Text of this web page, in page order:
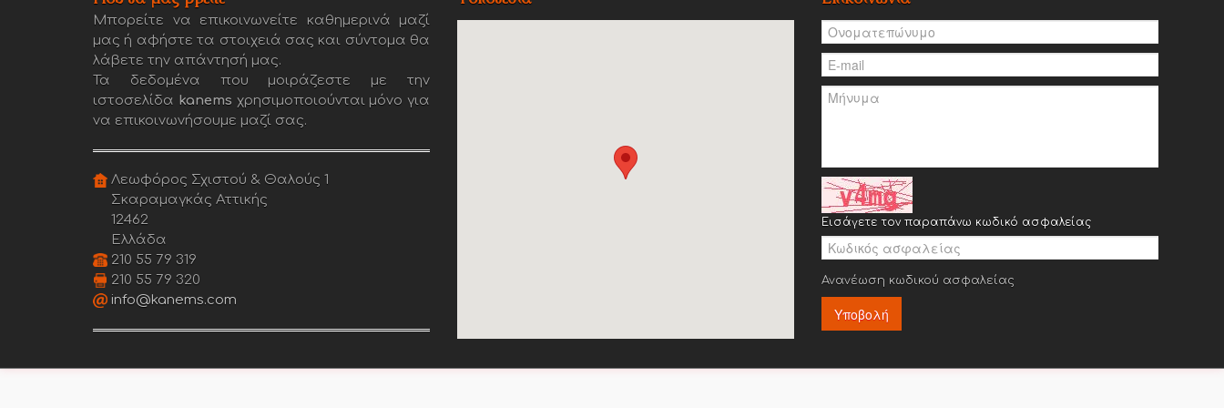
Μπορείτε να επικοινωνείτε καθημερινά μαζί
μας ή αφήστε τα στοιχειά σας και σύντομα θα
λάβετε την απάντησή μας.
Τα δεδομένα που μοιράζεστε με την
ιστοσελίδα kanems χρησιμοποιούνται μόνο για
να επικοινωνήσουμε μαζί σας.
Λεωφόρος Σχιστού & Θαλούς 1
Σκαραμαγκάς Αττικής
12462
Ελλάδα
210 55 79 319
210 55 79 320
info@kanems.com
Εισάγετε τον παραπάνω κωδικό ασφαλείας
Ανανέωση κωδικού ασφαλείας
Υποβολή